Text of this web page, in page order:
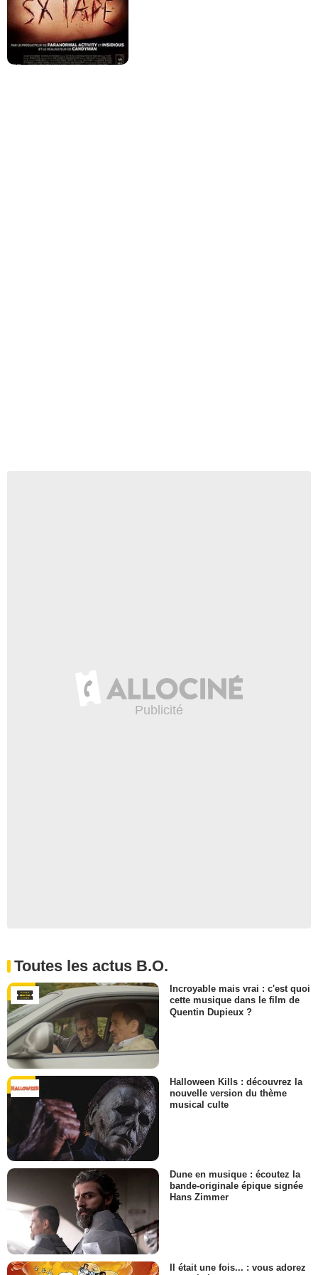
Toutes les actus B.O.
Incroyable mais vrai : c'est quoi
cette musique dans le film de
Quentin Dupieux ?
Halloween Kills : découvrez la
nouvelle version du thème
musical culte
Dune en musique : écoutez la
bande-originale épique signée
Hans Zimmer
Il était une fois... : vous adorez